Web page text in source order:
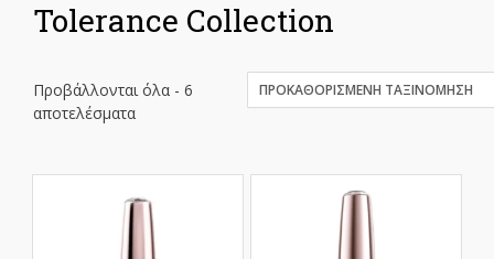
Tolerance Collection
Προβάλλονται όλα - 6
αποτελέσματα